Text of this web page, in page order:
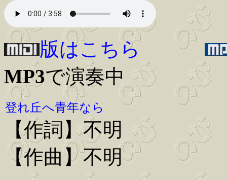
版はこちら
MP3で演奏中
登れ丘へ青年なら
【作詞】不明
【作曲】不明